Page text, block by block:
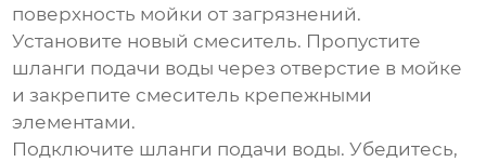
поверхность мойки от загрязнений.
Установите новый смеситель. Пропустите
шланги подачи воды через отверстие в мойке
и закрепите смеситель крепежными
элементами.
Подключите шланги подачи воды. Убедитесь,